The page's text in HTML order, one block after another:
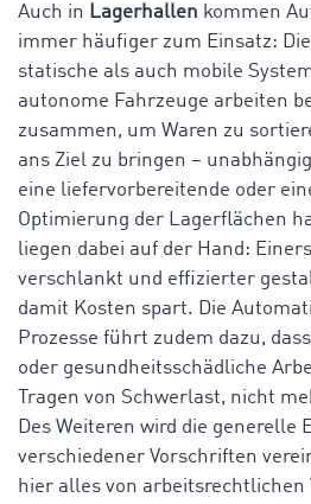
Auch in Lagerhallen kommen
immer häufiger zum Einsatz:
statische als auch mobile
autonome Fahrzeuge arbeiten
zusammen, um Waren zu
ans Ziel zu bringen –
eine liefervorbereitende oder
Optimierung der Lagerflächen
liegen dabei auf der Hand:
verschlankt und effizierter
damit Kosten spart. Die
Prozesse führt zudem dazu,
oder gesundheitsschädliche
Tragen von Schwerlast, nicht
Des Weiteren wird die generelle
verschiedener Vorschriften
hier alles von arbeitsrechtlichen